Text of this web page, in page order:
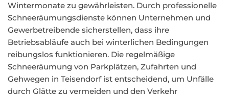
Wintermonate zu gewährleisten. Durch professionelle
Schneeräumungsdienste können Unternehmen und
Gewerbetreibende sicherstellen, dass ihre
Betriebsabläufe auch bei winterlichen Bedingungen
reibungslos funktionieren. Die regelmäßige
Schneeräumung von Parkplätzen, Zufahrten und
Gehwegen in Teisendorf ist entscheidend, um Unfälle
durch Glätte zu vermeiden und den Verkehr